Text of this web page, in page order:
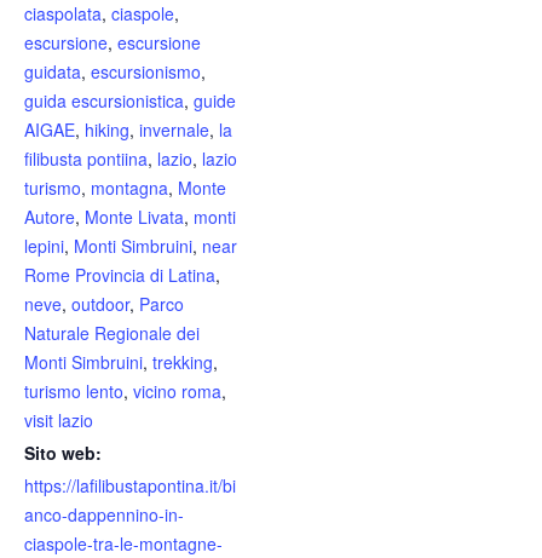
ciaspolata, ciaspole,
escursione, escursione
guidata, escursionismo,
guida escursionistica, guide
AIGAE, hiking, invernale, la
filibusta pontiina, lazio, lazio
turismo, montagna, Monte
Autore, Monte Livata, monti
lepini, Monti Simbruini, near
Rome Provincia di Latina,
neve, outdoor, Parco
Naturale Regionale dei
Monti Simbruini, trekking,
turismo lento, vicino roma,
visit lazio
Sito web:
https://lafilibustapontina.it/bi
anco-dappennino-in-
ciaspole-tra-le-montagne-